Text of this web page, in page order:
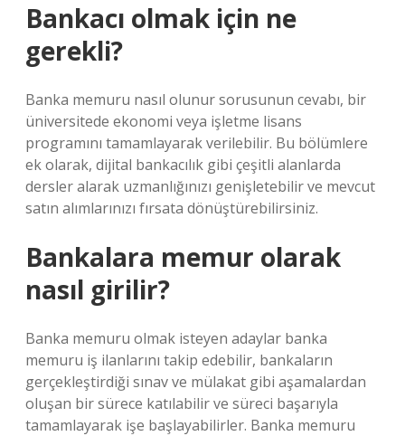
Bankacı olmak için ne
gerekli?
Banka memuru nasıl olunur sorusunun cevabı, bir
üniversitede ekonomi veya işletme lisans
programını tamamlayarak verilebilir. Bu bölümlere
ek olarak, dijital bankacılık gibi çeşitli alanlarda
dersler alarak uzmanlığınızı genişletebilir ve mevcut
satın alımlarınızı fırsata dönüştürebilirsiniz.
Bankalara memur olarak
nasıl girilir?
Banka memuru olmak isteyen adaylar banka
memuru iş ilanlarını takip edebilir, bankaların
gerçekleştirdiği sınav ve mülakat gibi aşamalardan
oluşan bir sürece katılabilir ve süreci başarıyla
tamamlayarak işe başlayabilirler. Banka memuru